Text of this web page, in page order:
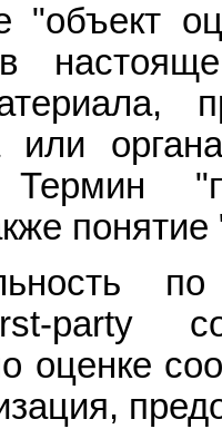
в
или
Термин
party
оценке